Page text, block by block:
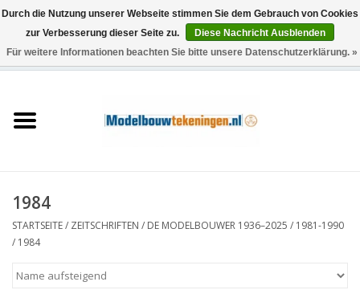
0 Artikel - €0,00
Schiffe
Holzbau
1984
STARTSEITE/ ZEITSCHRIFTEN / DE MODELBOUWER 1936–2025 / 1981-1990
/ 1984
Durch die Nutzung unserer Webseite stimmen Sie dem Gebrauch von Cookies
zur Verbesserung dieser Seite zu.
Diese Nachricht Ausblenden
Für weitere Informationen beachten Sie bitte unsere Datenschutzerklärung. »